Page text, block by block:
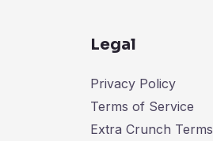
Legal
Privacy Policy
Terms of Service
Extra Crunch Terms